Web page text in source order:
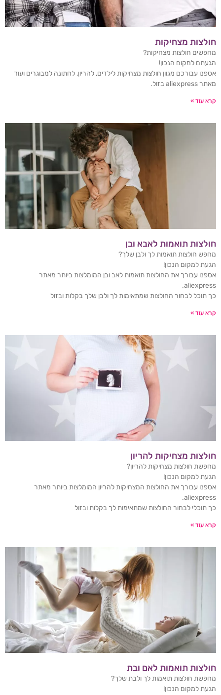
חולצות מצחיקות
מחפשים חולצות מצחיקות?
הגעתם למקום הנכון!
אספנו עבורכם מגוון חולצות מצחיקות לילדים, להריון, לחתונה למבוגרים ועוד
מאתר aliexpress בזול.
קרא עוד »
חולצות תואמות לאבא ובן
מחפש חולצות תואמות לך ולבן שלך?
הגעת למקום הנכון!
אספנו עבורך את החולצות תואמות לאב ובן המומלצות ביותר מאתר
aliexpress.
כך תוכל לבחור החולצות שמתאימות לך ולבן שלך בקלות ובזול
קרא עוד »
חולצות מצחיקות להריון
מחפשת חולצות מצחיקות להריון?
הגעת למקום הנכון!
אספנו עבורך את החולצות המצחיקות להריון המומלצות ביותר מאתר
aliexpress.
כך תוכלי לבחור החולצות שמתאימות לך בקלות ובזול
קרא עוד »
חולצות תואמות לאם ובת
מחפשת חולצות תואמות לך ולבת שלך?
הגעת למקום הנכון!